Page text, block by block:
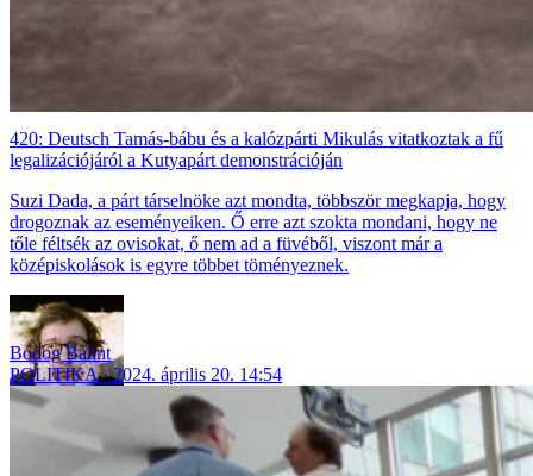
420: Deutsch Tamás-bábu és a kalózpárti Mikulás vitatkoztak a fű
legalizációjáról a Kutyapárt demonstrációján
Suzi Dada, a párt társelnöke azt mondta, többször megkapja, hogy
drogoznak az eseményeiken. Ő erre azt szokta mondani, hogy ne
tőle féltsék az ovisokat, ő nem ad a füvéből, viszont már a
középiskolások is egyre többet töményeznek.
Bódog Bálint
POLITIKA
2024. április 20. 14:54